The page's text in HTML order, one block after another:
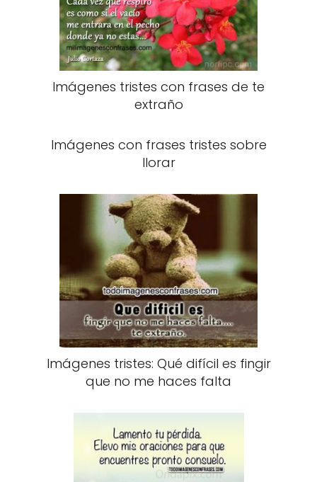
Imágenes tristes con frases de te
extraño
Imágenes con frases tristes sobre
llorar
Imágenes tristes: Qué difícil es fingir
que no me haces falta